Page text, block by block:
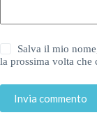
Salva il mio
la prossima volta che
Invia commento